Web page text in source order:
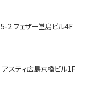
2 フェザー堂島ビル4F
スティ広島京橋ビル1F